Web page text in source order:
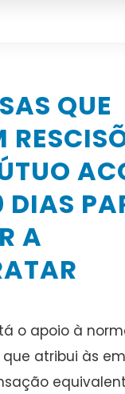
QUE
DIAS
A
o apoio à
atribui às